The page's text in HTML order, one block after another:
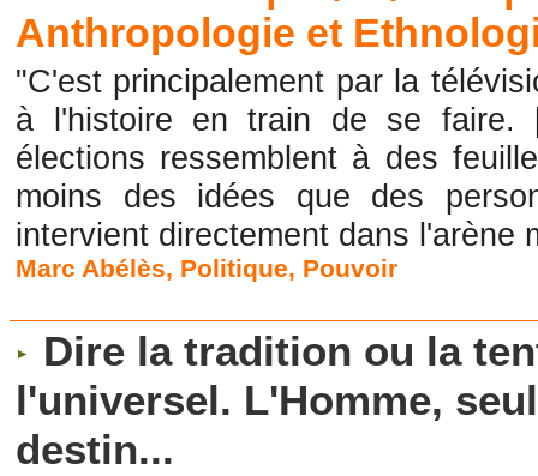
Anthropologie et
"C'est principalement par la
à l'histoire en train de se
élections ressemblent à des
moins des idées que des
intervient directement dans l'arène
Marc Abélès, Politique, Pouvoir
Dire la tradition ou la
l'universel. L'Homme,
destin...